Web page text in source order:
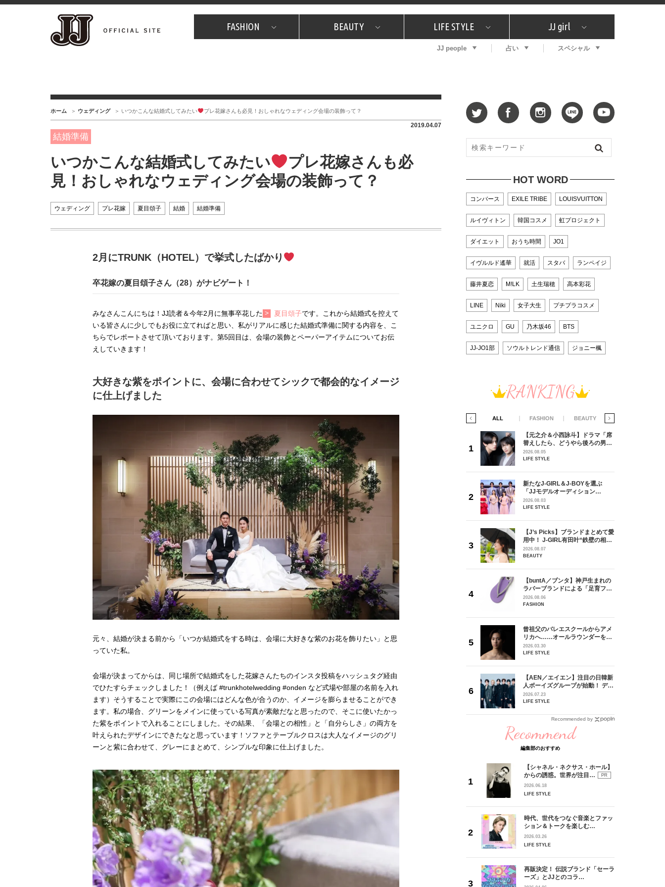
FASHION
JJスタッフの"それどこの"？ プチプラ プレゼント
BEAUTY
コスメ全部試してみた What's NEW？ 特集
LIFE STYLE
JJグルメガイド エンタメ プレゼント
恋愛
JJ girl
特集 おしゃラン！
JJ people 占い スペシャル
ホーム ウェディング いつかこんな結婚式してみたい プレ花嫁さんも必見！おしゃれなウェディング会場の装飾って？
2019.04.07
結婚準備
いつかこんな結婚式してみたい
プレ花嫁さんも必
見！おしゃれなウェディング会場の装飾って？
ウェディング プレ花嫁 夏目頌子 結婚 結婚準備
2月にTRUNK（HOTEL）で挙式したばかり
卒花嫁の夏目頌子さん（28）がナビゲート！
みなさんこんにちは！JJ読者＆今年2月に無事卒花した 夏目頌子です。これから結婚式を控えて
いる皆さんに少しでもお役に立てればと思い、私がリアルに感じた結婚式準備に関する内容を、こ
ちらでレポートさせて頂いております。第5回目は、会場の装飾とペーパーアイテムについてお伝
えしていきます！
大好きな紫をポイントに、会場に合わせてシックで都会的なイメージ
に仕上げました
元々、結婚が決まる前から「いつか結婚式をする時は、会場に大好きな紫のお花を飾りたい」と思
っていた私。
会場が決まってからは、同じ場所で結婚式をした花嫁さんたちのインスタ投稿をハッシュタグ経由
でひたすらチェックしました！（例えば #trunkhotelwedding #onden など式場や部屋の名前を入れ
ます）そうすることで実際にこの会場にはどんな色が合うのか、イメージを膨らませることができ
ます。私の場合、グリーンをメインに使っている写真が素敵だなと思ったので、そこに使いたかっ
た紫をポイントで入れることにしました。その結果、「会場との相性」と「自分らしさ」の両方を
叶えられたデザインにできたなと思っています！ソファとテーブルクロスは大人なイメージのグリ
ーンと紫に合わせて、グレーにまとめて、シンプルな印象に仕上げました。
HOT WORD
コンバース EXILE TRIBE LOUISVUITTON
ルイヴィトン 韓国コスメ 虹プロジェクト
ダイエット おうち時間 JO1
イヴルルド遙華 就活 スタバ ランペイジ
藤井夏恋 M!LK 土生瑞穂 高本彩花
LINE Niki 女子大生 プチプラコスメ
ユニクロ GU 乃木坂46 BTS
JJ-JO1部 ソウルトレンド通信 ジョニー楓
RANKING
ALL FASHION BEAUTY
【J’s Picks】ブランドまとめて愛
用中！ J-GIRL有田叶“鉄壁の相
棒”〈ビューティ＆ファッション
夏の必需品〉
2026.08.07
BEAUTY
【JJ専属モデルの素顔】ビューテ
ィ大好き！ 松川 星のお気に入り
コスメをCHECK
BEAUTY
【J’s Picks】悲しい経験でたどり
着いた…J-BOY三上龍の手放せな
い“オールインワン”アイテム〈ビ
ューティ＆ファッション夏の必需
品〉
2026.08.05
BEAUTY
【注目アーティストRainy。っ
て？】自称“コスメオタク見習
い”のポーチの中身、拝見しま
2026.01.30
徹底した日焼けケア！ でも、いち
【体験レポ】 ニュウマン高輪！
uka新店舗「uka store / Care &
Share」でネイルケア体験！JJア
フタヌーンティー来場者限定チケ
ットも
BEAUTY
送記念インタビュー♡ 「自然と詠
斗くんが可愛く見えたんです」
LIFE STYLE
新たなJ-GIRL＆J-BOYを選ぶ
「JJモデルオーディション
vol.29 三宅啄未さん
【AEN／エイエン】注目の日韓新
人ボーイズグループが始動！ デビ
ュー目前のフレッシュな面々を独
占インタビュー。7人の魅力に迫
ります♪
2026.07.23
LIFE STYLE
韓国のスターが幸せを感じる瞬間
【新世代J-POPグループ
aoen（アオエン）】自身がアーテ
ィストを目指すきかっけとなった
先輩とは―― 新曲「青春インクレ
ディブル」リリース記念インタビ
LIFE STYLE
【元之介＆小西詠斗】ドラマ「席
替えしたら、どうやら後ろの男が
どうやら俺のこと好きらしい」放
送記念インタビュー♡ 「自然と詠
2026.08.05
LIFE STYLE
新たなJ-GIRL＆J-BOYを選ぶ
「JJモデルオーディション
2027」が募集開始！ 予選ブロッ
クは候補生の“魅力”を重視した
2026.08.03
LIFE STYLE
【J’s Picks】ブランドまとめて愛
用中！ J-GIRL有田叶“鉄壁の相
棒”〈ビューティ＆ファッション
夏の必需品〉
2026.08.07
BEAUTY
【buntA／ブンタ】神戸生まれの
ラバーブランドによる「足育フッ
トウェア」。伊勢丹新宿店でPOP-
UP開催中！
2026.08.06
FASHION
曾祖父のバレエスクールからアメ
リカへ……オールラウンダーを目
指すダンサーは踊ることが好きす
ぎる【王子様の推しドコロ】
2026.03.30
LIFE STYLE
【AEN／エイエン】注目の日韓新
人ボーイズグループが始動！ デビ
ュー目前のフレッシュな面々を独
占インタビュー。7人の魅力に迫
2026.07.23
LIFE STYLE
Recommended by
Recommend
編集部のおすすめ
【シャネル・ネクサス・ホール】
からの誘惑。世界が注目…
PR
2026.06.18
LIFE STYLE
時代、世代をつなぐ音楽とファッ
ション＆トークを楽しむ…
2026.03.26
LIFE STYLE
再販決定！ 伝説ブランド「セーラ
ーズ」とJJとのコラ…